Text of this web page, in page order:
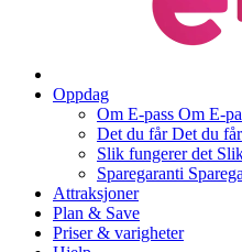
Oppdag
Om E-pass Om E-
Det du får Det du får
Slik fungerer det
Sparegaranti
Attraksjoner
Plan & Save
Priser & varigheter